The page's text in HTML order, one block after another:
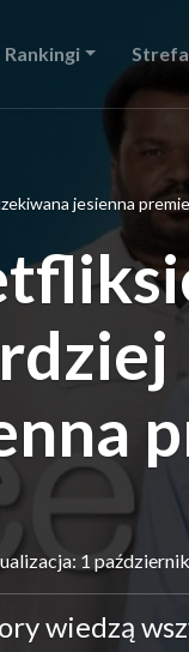
Rankingi
jesienna
1
wiedzą